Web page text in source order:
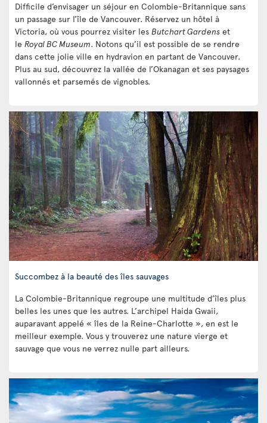
Difficile d’envisager un séjour en Colombie-Britannique sans
un passage sur l’île de Vancouver. Réservez un hôtel à
Victoria, où vous pourrez visiter les Butchart Gardens et
le Royal BC Museum. Notons qu’il est possible de se rendre
dans cette jolie ville en hydravion en partant de Vancouver.
Plus au sud, découvrez la vallée de l’Okanagan et ses paysages
vallonnés et parsemés de vignobles.
Succombez à la beauté des îles sauvages
La Colombie-Britannique regroupe une multitude d’îles plus
belles les unes que les autres. L’archipel Haida Gwaii,
auparavant appelé « îles de la Reine-Charlotte », en est le
meilleur exemple. Vous y trouverez une nature vierge et
sauvage que vous ne verrez nulle part ailleurs.